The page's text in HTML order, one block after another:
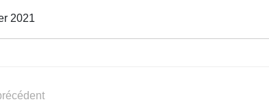
2021